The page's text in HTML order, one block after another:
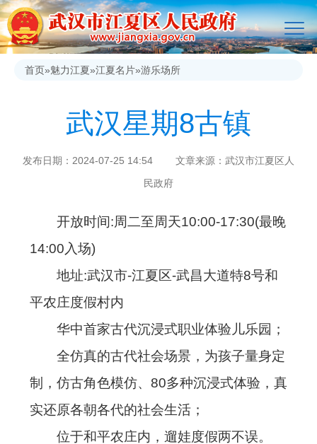
首页»魅力江夏»江夏名片»游乐场所
武汉星期8古镇
发布日期：2024-07-25 14:54 文章来源：武汉市江夏区人
民政府
开放时间:周二至周天10:00-17:30(最晚
14:00入场)
地址:武汉市-江夏区-武昌大道特8号和
平农庄度假村内
华中首家古代沉浸式职业体验儿乐园；
全仿真的古代社会场景，为孩子量身定
制，仿古角色模仿、80多种沉浸式体验，真
实还原各朝各代的社会生活；
位于和平农庄内，遛娃度假两不误。